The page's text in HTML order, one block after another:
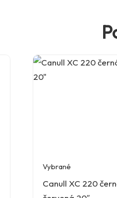
Vybrané
Canull XC 220